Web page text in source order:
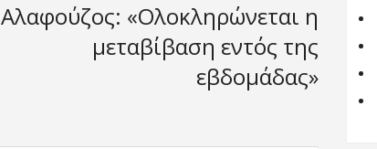
Aλαφούζος: «Ολοκληρώνεται η
μεταβίβαση εντός της
εβδομάδας»